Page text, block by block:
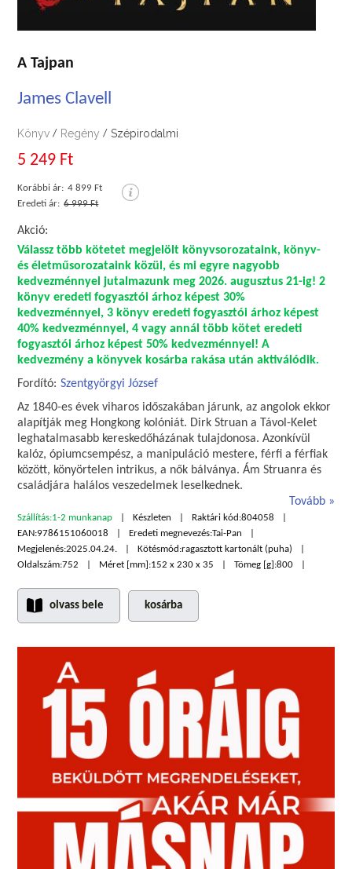
A Tajpan
James Clavell
Könyv / Regény / Szépirodalmi
5 249 Ft
Korábbi ár: 4 899 Ft
Eredeti ár: 6 999 Ft
Akció:
Válassz több kötetet megjelölt könyvsorozataink, könyv-
és életműsorozataink közül, és mi egyre nagyobb
kedvezménnyel jutalmazunk meg 2026. augusztus 21-ig! 2
könyv eredeti fogyasztói árhoz képest 30%
kedvezménnyel, 3 könyv eredeti fogyasztói árhoz képest
40% kedvezménnyel, 4 vagy annál több kötet eredeti
fogyasztói árhoz képest 50% kedvezménnyel! A
kedvezmény a könyvek kosárba rakása után aktiválódik.
Fordító: Szentgyörgyi József
Az 1840-es évek viharos időszakában járunk, az angolok ekkor
alapítják meg Hongkong kolóniát. Dirk Struan a Távol-Kelet
leghatalmasabb kereskedőházának tulajdonosa. Azonkívül
kalóz, ópiumcsempész, a manipuláció mestere, férfi a férfiak
között, könyörtelen intrikus, a nők bálványa. Ám Struanra és
családjára halálos veszedelmek leselkednek.
Tovább
Szállítás:1-2 munkanap Készleten Raktári kód:804058
EAN:9786151060018 Eredeti megnevezés:Tai-Pan
Megjelenés:2025.04.24. Kötésmód:ragasztott kartonált (puha)
Oldalszám:752 Méret [mm]:152 x 230 x 35 Tömeg [g]:800
olvass bele kosárba